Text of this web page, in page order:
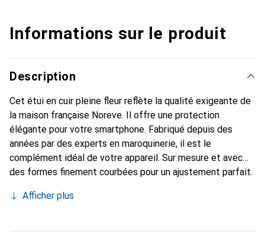
Informations sur le produit
Description
Cet étui en cuir pleine fleur reflète la qualité exigeante de
la maison française Noreve. Il offre une protection
élégante pour votre smartphone. Fabriqué depuis des
années par des experts en maroquinerie, il est le
complément idéal de votre appareil. Sur mesure et avec
des formes finement courbées pour un ajustement parfait.
smartphone. La marque Noreve est reconnue
reste toujours un excellent choix pour le client exigeant.
Afficher plus